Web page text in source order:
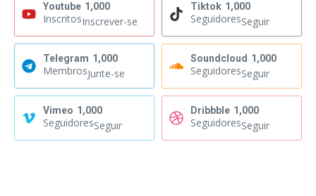
Youtube 1,000
InscritosInscrever-se
Tiktok 1,000
SeguidoresSeguir
Telegram 1,000
MembrosJunte-se
Soundcloud 1,000
SeguidoresSeguir
Vimeo 1,000
SeguidoresSeguir
Dribbble 1,000
SeguidoresSeguir